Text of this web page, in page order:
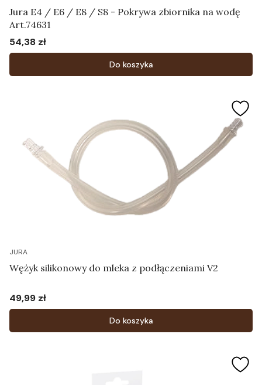
Jura E4 / E6 / E8 / S8 - Pokrywa zbiornika na wodę
Art.74631
Cena
54,38 zł
Do koszyka
JURA
Wężyk silikonowy do mleka z podłączeniami V2
Cena
49,99 zł
Do koszyka